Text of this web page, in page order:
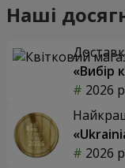
Наші
«Вибір
2026
2026